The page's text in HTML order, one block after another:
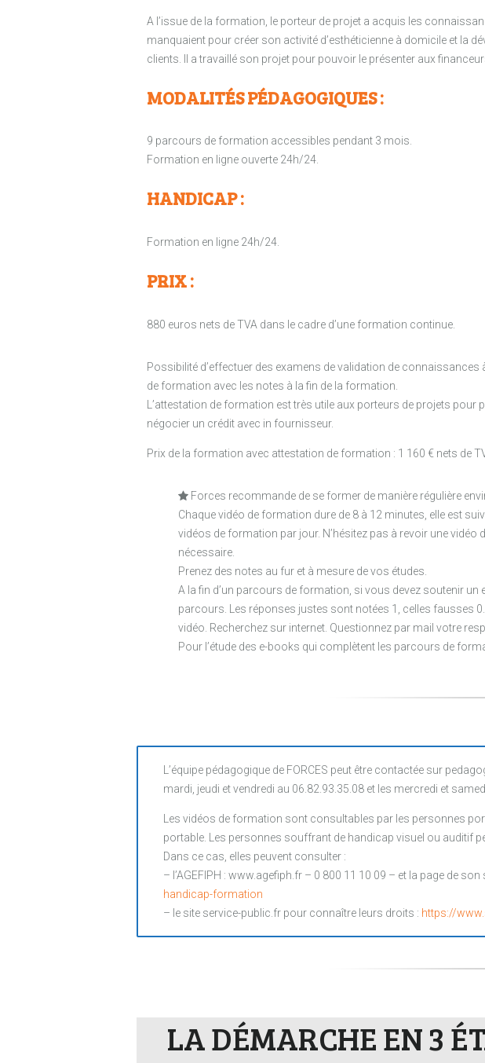
A l’issue de la formation, le porteur de projet a acquis les
manquaient pour créer son activité d’esthéticienne à domicile et la
clients. Il a travaillé son projet pour pouvoir le présenter aux
MODALITÉS PÉDAGOGIQUES :
9 parcours de formation accessibles pendant 3 mois.
Formation en ligne ouverte 24h/24.
HANDICAP :
Formation en ligne 24h/24.
PRIX :
880 euros nets de TVA dans le cadre d’une formation continue.
Possibilité d’effectuer des examens de validation de
de formation avec les notes à la fin de la formation.
L’attestation de formation est très utile aux porteurs de projets
négocier un crédit avec in fournisseur.
Prix de la formation avec attestation de formation : 1 160 € nets de
Forces recommande de se former de manière régulière
Chaque vidéo de formation dure de 8 à 12 minutes, elle est
vidéos de formation par jour. N’hésitez pas à revoir une
nécessaire.
Prenez des notes au fur et à mesure de vos études.
A la fin d’un parcours de formation, si vous devez soutenir
parcours. Les réponses justes sont notées 1, celles fausses
vidéo. Recherchez sur internet. Questionnez par mail votre
Pour l’étude des e-books qui complètent les parcours de
L’équipe pédagogique de FORCES peut être contactée sur
mardi, jeudi et vendredi au 06.82.93.35.08 et les mercredi et
Les vidéos de formation sont consultables par les personnes
portable. Les personnes souffrant de handicap visuel ou auditif
Dans ce cas, elles peuvent consulter :
– l’AGEFIPH : www.agefiph.fr – 0 800 11 10 09 – et la page de
handicap-formation
– le site service-public.fr pour connaître leurs droits : https://
LA DÉMARCHE EN 3